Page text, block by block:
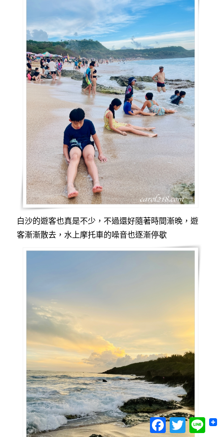
白沙的遊客也真是不少，不過還好隨著時間漸晚，遊
客漸漸散去，水上摩托車的噪音也逐漸停歇
Facebook
Twitter